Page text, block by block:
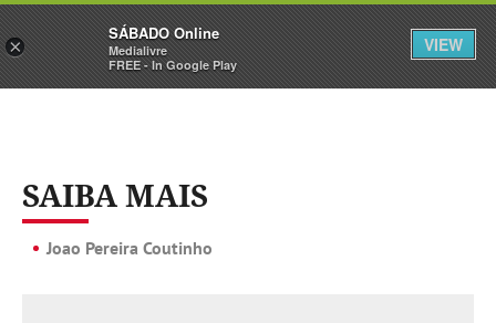
Sábado Assine Iniciar Sessão
SAIBA MAIS
Joao Pereira Coutinho
×
SÁBADO Online
Medialivre
FREE - In Google Play
VIEW